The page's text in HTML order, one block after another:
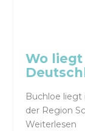
Wo
Buchloe liegt
der Region
Weiterlesen